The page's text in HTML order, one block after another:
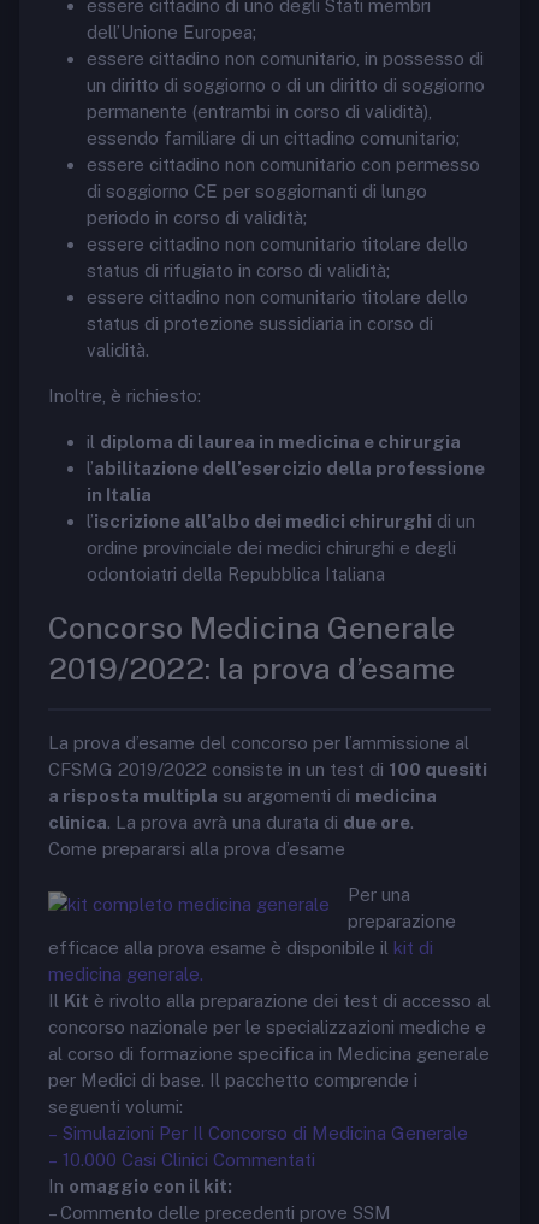
essere cittadino di uno degli Stati membri
dell’Unione Europea;
essere cittadino non comunitario, in possesso di
un diritto di soggiorno o di un diritto di soggiorno
permanente (entrambi in corso di validità),
essendo familiare di un cittadino comunitario;
essere cittadino non comunitario con permesso
di soggiorno CE per soggiornanti di lungo
periodo in corso di validità;
essere cittadino non comunitario titolare dello
status di rifugiato in corso di validità;
essere cittadino non comunitario titolare dello
status di protezione sussidiaria in corso di
validità.
Inoltre, è richiesto:
il diploma di laurea in medicina e chirurgia
l’abilitazione dell’esercizio della professione
in Italia
l’iscrizione all’albo dei medici chirurghi di un
ordine provinciale dei medici chirurghi e degli
odontoiatri della Repubblica Italiana
Concorso Medicina Generale
2019/2022: la prova d’esame
La prova d’esame del concorso per l’ammissione al
CFSMG 2019/2022 consiste in un test di 100 quesiti
a risposta multipla su argomenti di medicina
clinica. La prova avrà una durata di due ore.
Come prepararsi alla prova d’esame
Per una
preparazione
efficace alla prova esame è disponibile il kit di
medicina generale.
Il Kit è rivolto alla preparazione dei test di accesso al
concorso nazionale per le specializzazioni mediche e
al corso di formazione specifica in Medicina generale
per Medici di base. Il pacchetto comprende i
seguenti volumi:
– Simulazioni Per Il Concorso di Medicina Generale
– 10.000 Casi Clinici Commentati
In omaggio con il kit:
– Commento delle precedenti prove SSM